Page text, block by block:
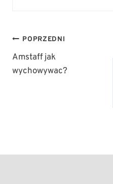
NAWIGACJA
WPISU
POPRZEDNI
Amstaff jak
wychowywac?